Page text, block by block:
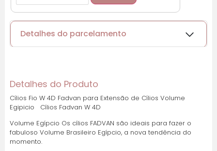
Detalhes do parcelamento
Parcelas:
1x deR$36,56sem
R$ 36,56
Detalhes do Produto
Cílios Fio W 4D Fadvan para Extensão de Cílios Volume
Egipicio Cílios Fadvan W 4D
Volume Egípcio Os cílios FADVAN são ideais para fazer o
fabuloso Volume Brasileiro Egípcio, a nova tendência do
momento.